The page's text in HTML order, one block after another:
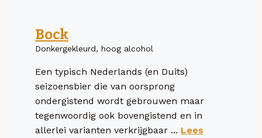
Bock
Donkergekleurd, hoog alcohol
Een typisch Nederlands (en Duits)
seizoensbier die van oorsprong
ondergistend wordt gebrouwen maar
tegenwoordig ook bovengistend en in
allerlei varianten verkrijgbaar ... Lees